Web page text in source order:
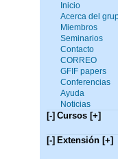
Inicio
Acerca del
Miembros
Seminarios
Contacto
CORREO
GFIF papers
Conferencias
Ayuda
Noticias
[-] Cursos [+]
[-] Extensión [+]